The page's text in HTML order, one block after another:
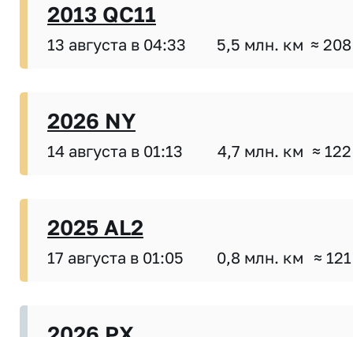
2013 QC11
13 августа в 04:33 5,5 млн. км ≈
2026 NY
14 августа в 01:13 4,7 млн. км ≈
2025 AL2
17 августа в 01:05 0,8 млн. км ≈